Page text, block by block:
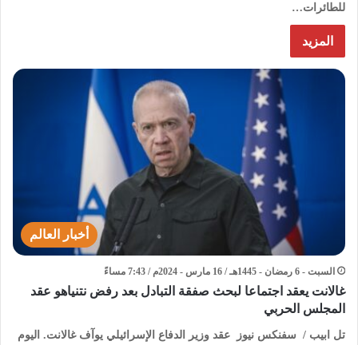
للطائرات…
المزيد
أخبار العالم
السبت - 6 رمضان - 1445هـ / 16 مارس - 2024م / 7:43 مساءً
غالانت يعقد اجتماعا لبحث صفقة التبادل بعد رفض نتنياهو عقد
المجلس الحربي
تل ابيب / سفنكس نيوز عقد وزير الدفاع الإسرائيلي يوآف غالانت. اليوم